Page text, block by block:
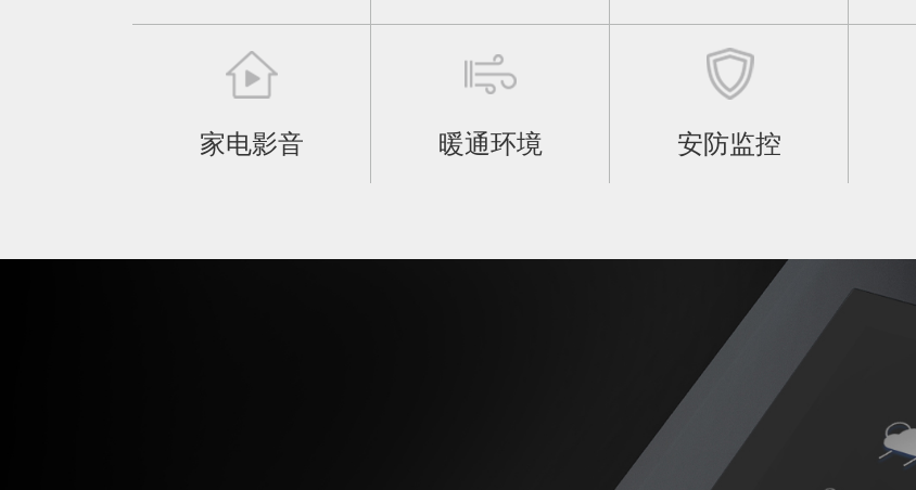
家电影音 暖通环境 安防监控